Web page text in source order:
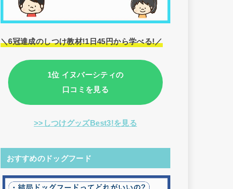
＼6冠達成のしつけ教材!1日45円から学べる!／
1位 イヌバーシティの
口コミを見る
>>しつけグッズBest3!を見る
おすすめのドッグフード